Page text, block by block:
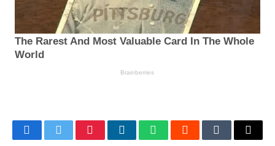
FacebookTwitterPinterestLinkedInWhatsAppRedditTumblrEmail